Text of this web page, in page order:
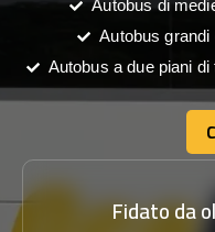
Autobus di
Autobus
Autobus a due piani
Fidato da